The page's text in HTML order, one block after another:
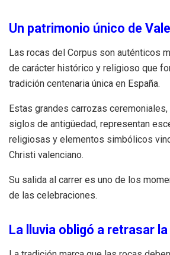
Un patrimonio único de
Las rocas del Corpus son auténticos
de carácter histórico y religioso que
tradición centenaria única en España.
Estas grandes carrozas
siglos de antigüedad, representan
religiosas y elementos simbólicos
Christi valenciano.
Su salida al carrer es uno de los
de las celebraciones.
La lluvia obligó a retrasar